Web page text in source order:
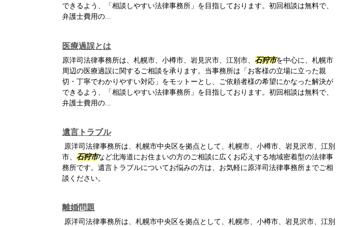
できるよう、「相談しやすい法律事務所」を目指しております。初回相談は無料で、
弁護士費用の...
医療過誤とは
原洋司法律事務所は、札幌市、小樽市、岩見沢市、江別市、 石狩市を中心に、札幌市
周辺の医療過誤に関するご相談を承ります。当事務所は「お客様の立場に立った親
切・丁寧でわかりやすい対応」をモットーとし、ご依頼者様の希望にかなった解決が
できるよう、「相談しやすい法律事務所」を目指しております。初回相談は無料で、
弁護士費用の...
遺言トラブル
原洋司法律事務所は、札幌市中央区を拠点として、札幌市、小樽市、岩見沢市、江別
市、 石狩市など北海道にお住まいの方のご相談に広くお応えする地域密着型の法律事
務所です。遺言トラブルについてお悩みの方は、お気軽に原洋司法律事務所までご相
談ください。
離婚問題
原洋司法律事務所は、札幌市中央区を拠点として、札幌市、小樽市、岩見沢市、江別